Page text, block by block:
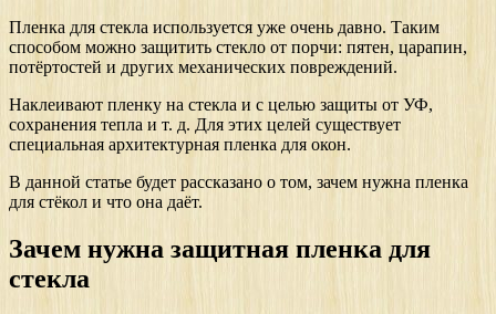
Пленка для стекла используется уже очень давно. Таким
способом можно защитить стекло от порчи: пятен, царапин,
потёртостей и других механических повреждений.
Наклеивают пленку на стекла и с целью защиты от УФ,
сохранения тепла и т. д. Для этих целей существует
специальная архитектурная пленка для окон.
В данной статье будет рассказано о том, зачем нужна пленка
для стёкол и что она даёт.
Зачем нужна защитная пленка для
стекла